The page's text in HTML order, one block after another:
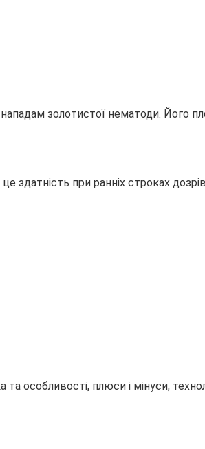
золотистої нематоди. Його
при ранніх строках